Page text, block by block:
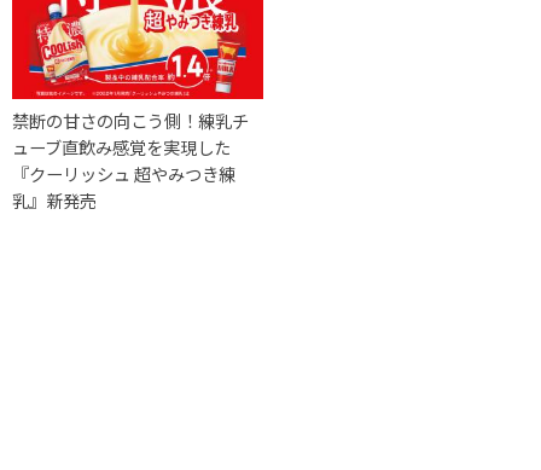
禁断の甘さの向こう側！練乳チ
ューブ直飲み感覚を実現した
『クーリッシュ 超やみつき練
乳』新発売